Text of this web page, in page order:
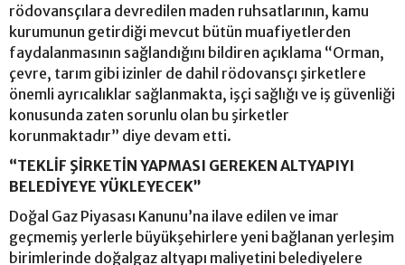
rödovansçılara devredilen maden ruhsatlarının, kamu
kurumunun getirdiği mevcut bütün muafiyetlerden
faydalanmasının sağlandığını bildiren açıklama “Orman,
çevre, tarım gibi izinler de dahil rödovansçı şirketlere
önemli ayrıcalıklar sağlanmakta, işçi sağlığı ve iş güvenliği
konusunda zaten sorunlu olan bu şirketler
korunmaktadır” diye devam etti.
“TEKLİF ŞİRKETİN YAPMASI GEREKEN ALTYAPIYI
BELEDİYEYE YÜKLEYECEK”
Doğal Gaz Piyasası Kanunu’na ilave edilen ve imar
geçmemiş yerlerle büyükşehirlere yeni bağlanan yerleşim
birimlerinde doğalgaz altyapı maliyetini belediyelere